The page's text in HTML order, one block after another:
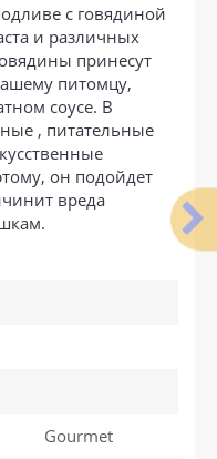
с говядиной
и различных
принесут
питомцу,
соусе. В
, питательные
он подойдет
вреда
Gourmet